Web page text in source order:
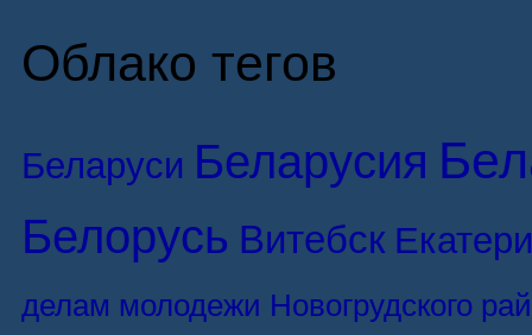
Облако тегов
Беларуси Беларусия
Белорусь Витебск
делам молодежи Новогрудского